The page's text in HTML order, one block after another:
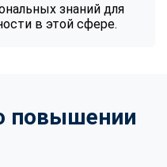
знаний для
в этой сфере.
повышении